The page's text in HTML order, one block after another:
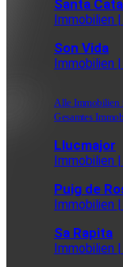
Santa
Immobilien
Son Vida
Immobilien
Alle Immobilien
Gesamtes
Llucmajor
Immobilien
Puig de
Immobilien
Sa Rapita
Immobilien